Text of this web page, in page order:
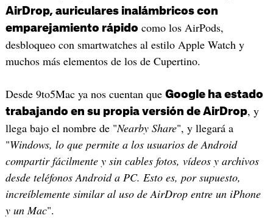
AirDrop, auriculares inalámbricos con
emparejamiento rápido como los AirPods,
desbloqueo con smartwatches al estilo Apple Watch y
muchos más elementos de los de Cupertino.
Desde 9to5Mac ya nos cuentan que Google ha estado
trabajando en su propia versión de AirDrop, y
llega bajo el nombre de "Nearby Share", y llegará a
"Windows, lo que permite a los usuarios de Android
compartir fácilmente y sin cables fotos, vídeos y archivos
desde teléfonos Android a PC. Esto es, por supuesto,
increíblemente similar al uso de AirDrop entre un iPhone
y un Mac".